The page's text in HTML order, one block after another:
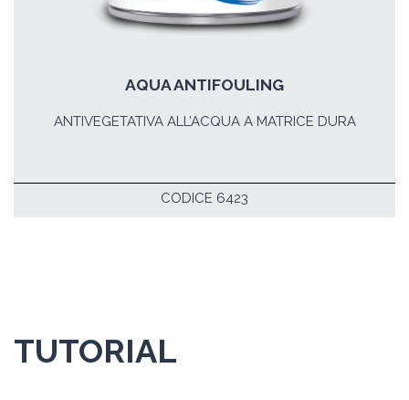
AQUA ANTIFOULING
ANTIVEGETATIVA ALL’ACQUA A MATRICE DURA
CODICE 6423
TUTORIAL